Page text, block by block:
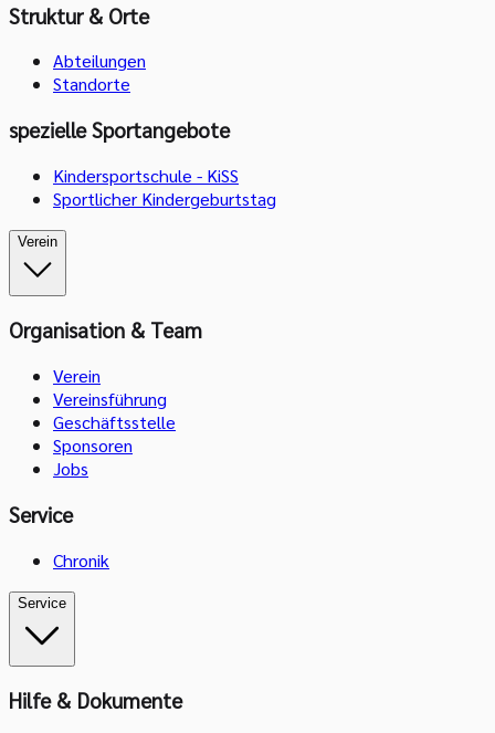
Struktur & Orte
Abteilungen
Standorte
spezielle Sportangebote
Kindersportschule - KiSS
Sportlicher Kindergeburtstag
Verein
Organisation & Team
Verein
Vereinsführung
Geschäftsstelle
Sponsoren
Jobs
Service
Chronik
Service
Hilfe & Dokumente